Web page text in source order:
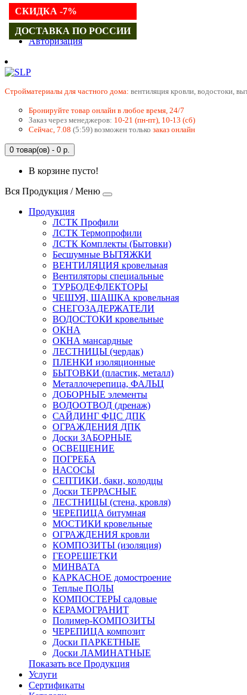
Регистрация
Авторизация
Cтройматериалы для частного дома: вентиляция кровли, водостоки,
Бронируйте товар онлайн в любое время, 24/7
Заказ через менеджеров: 10-21 (пн-пт), 10-13 (сб)
Сейчас, 7.08 (5:59) возможен только заказ онлайн
0 товар(ов) - 0 р.
В корзине пусто!
Вся Продукция / Меню
Продукция
ЛСТК Профили
ЛСТК Термопрофили
ЛСТК Комплекты (Бытовки)
Бесшумные ВЫТЯЖКИ
ВЕНТИЛЯЦИЯ кровельная
Вентиляторы специальные
ТУРБОДЕФЛЕКТОРЫ
ЧЕШУЯ, ШАШКА кровельная
СНЕГОЗАДЕРЖАТЕЛИ
ВОДОСТОКИ кровельные
ОКНА
ОКНА мансардные
ЛЕСТНИЦЫ (чердак)
ПЛЕНКИ изоляционные
БЫТОВКИ (пластик, металл)
Металлочерепица, ФАЛЬЦ
ДОБОРНЫЕ элементы
ВОДООТВОД (дренаж)
САЙДИНГ ФЦС ДПК
ОГРАЖДЕНИЯ ДПК
Доски ЗАБОРНЫЕ
ОСВЕЩЕНИЕ
ПОГРЕБА
НАСОСЫ
СЕПТИКИ, баки, колодцы
Доски ТЕРРАСНЫЕ
ЛЕСТНИЦЫ (стена, кровля)
ЧЕРЕПИЦА битумная
МОСТИКИ кровельные
ОГРАЖДЕНИЯ кровли
КОМПОЗИТЫ (изоляция)
ГЕОРЕШЕТКИ
МИНВАТА
КАРКАСНОЕ домостроение
Теплые ПОЛЫ
КОМПОСТЕРЫ садовые
КЕРАМОГРАНИТ
Полимер-КОМПОЗИТЫ
ЧЕРЕПИЦА композит
Доски ПАРКЕТНЫЕ
Доски ЛАМИНАТНЫЕ
Показать все Продукция
Услуги
Сертификаты
СКИДКА -7%
ДОСТАВКА ПО РОССИИ